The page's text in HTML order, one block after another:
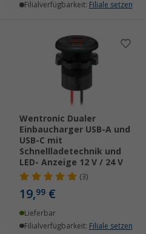
Filialverfügbarkeit: Filiale setzen
Wentronic Dualer
Einbaucharger USB-A und
USB-C mit
Schnellladetechnik und
LED- Anzeige 12 V / 24 V
(3)
19,99 €
Lieferbar
Filialverfügbarkeit: Filiale setzen